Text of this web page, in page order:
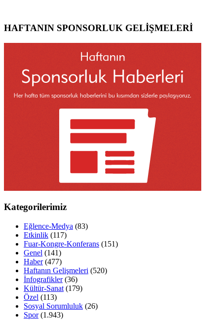
HAFTANIN SPONSORLUK GELİŞMELERİ
Kategorilerimiz
Eğlence-Medya (83)
Etkinlik (117)
Fuar-Kongre-Konferans (151)
Genel (141)
Haber(477)
Haftanın Gelişmeleri (520)
İnfografikler(36)
Kültür-Sanat (179)
Özel (113)
Sosyal Sorumluluk (26)
Spor(1.943)